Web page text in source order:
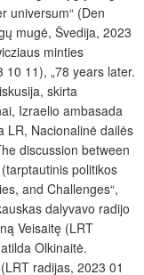
universum“ (Den
mugė, Švedija, 2023
minties
11), „78 years later.
skirta
Izraelio ambasada
LR, Nacionalinė dailės
discussion between
politikos
and Challenges“,
dalyvavo radijo
Veisaitę (LRT
Olkinaitė.
radijas, 2023 01